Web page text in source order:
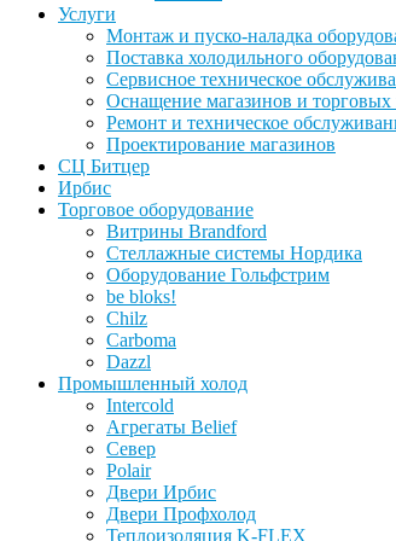
Услуги
Монтаж и пуско-наладка
Поставка холодильного
Сервисное техническое
Оснащение магазинов и торговых
Ремонт и техническое
Проектирование магазинов
СЦ Битцер
Ирбис
Торговое оборудование
Витрины Brandford
Стеллажные системы Нордика
Оборудование Гольфстрим
be bloks!
Chilz
Carboma
Dazzl
Промышленный холод
Intercold
Агрегаты Belief
Север
Polair
Двери Ирбис
Двери Профхолод
Теплоизоляция K-FLEX